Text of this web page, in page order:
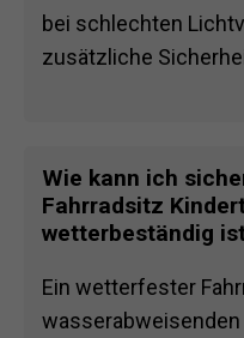
bei schlechten
zusätzliche
Wie kann ich
Fahrradsitz
wetterbeständig
Ein wetterfester
wasserabweisenden